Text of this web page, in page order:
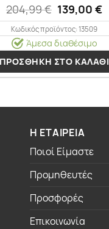
204,99€ Original
price
was:
204,99 €.
139,00€Η
Κωδικός προϊόντος: 13509
Άμεσα διαθέσιμο
ΠΡΟΣΘΗΚΗ ΣΤΟ ΚΑΛΑΘΙ
Η ΕΤΑΙΡΕΙΑ
Ποιοί Είμαστε
Προμηθευτές
Προσφορές
Επικοινωνία